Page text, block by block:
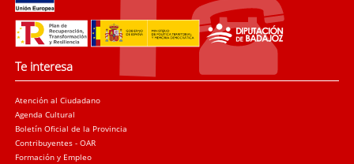
Te interesa
Atención al Ciudadano
Agenda Cultural
Boletín Oficial de la Provincia
Contribuyentes - OAR
Formación y Empleo